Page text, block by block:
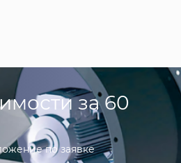
за 60
по заявке